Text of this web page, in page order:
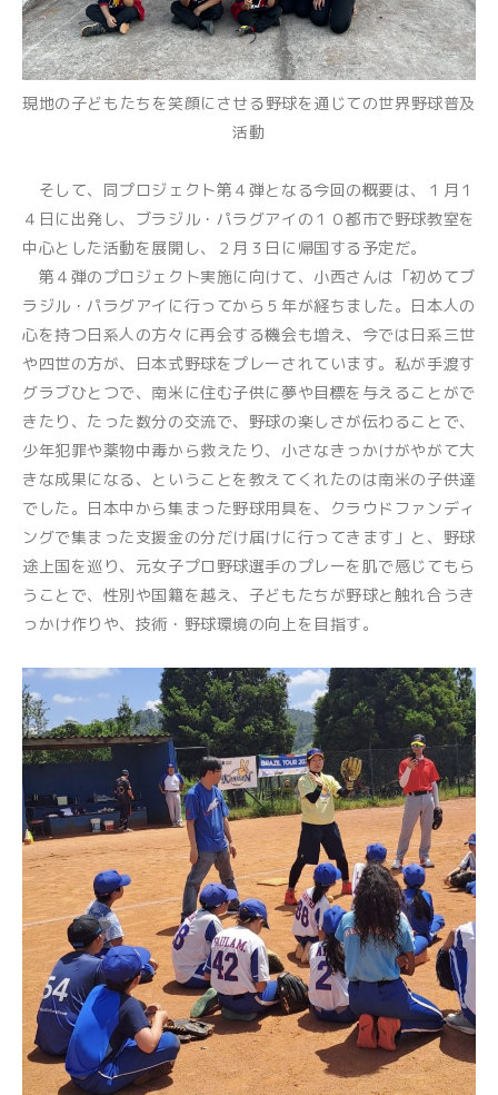
現地の子どもたちを笑顔にさせる野球を通じての世界野球普及
活動
そして、同プロジェクト第４弾となる今回の概要は、１月１
４日に出発し、ブラジル・パラグアイの１０都市で野球教室を
中心とした活動を展開し、２月３日に帰国する予定だ。
第４弾のプロジェクト実施に向けて、小西さんは「初めてブ
ラジル・パラグアイに行ってから５年が経ちました。日本人の
心を持つ日系人の方々に再会する機会も増え、今では日系三世
や四世の方が、日本式野球をプレーされています。私が手渡す
グラブひとつで、南米に住む子供に夢や目標を与えることがで
きたり、たった数分の交流で、野球の楽しさが伝わることで、
少年犯罪や薬物中毒から救えたり、小さなきっかけがやがて大
きな成果になる、ということを教えてくれたのは南米の子供達
でした。日本中から集まった野球用具を、クラウドファンディ
ングで集まった支援金の分だけ届けに行ってきます」と、野球
途上国を巡り、元女子プロ野球選手のプレーを肌で感じてもら
うことで、性別や国籍を越え、子どもたちが野球と触れ合うき
っかけ作りや、技術・野球環境の向上を目指す。